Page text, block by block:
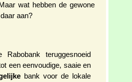
wat hebben de gewone
aan?
Rabobank teruggesnoeid
een eenvoudige, saaie en
bank voor de lokale